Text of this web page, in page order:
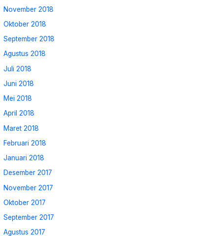
November 2018
Oktober 2018
September 2018
Agustus 2018
Juli 2018
Juni 2018
Mei 2018
April 2018
Maret 2018
Februari 2018
Januari 2018
Desember 2017
November 2017
Oktober 2017
September 2017
Agustus 2017